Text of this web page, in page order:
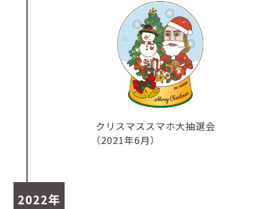
クリスマススマホ大抽選会
（2021年6月）
2022年